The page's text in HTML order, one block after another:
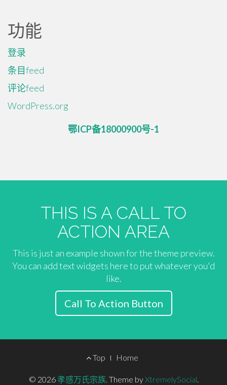
功能
登录
条目feed
评论feed
WordPress.org
鄂ICP备18000900号-1
THIS IS A CALL TO
ACTION AREA
This is just an example shown for the theme preview.
You can add text widgets here to put whatever you'd
like.
Call To Action Button
Top Home
© 2026 孝感万氏宗族. Theme byXtremelySocial.